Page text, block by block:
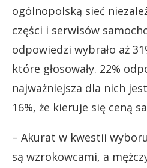
ogólnopolską sieć
części i serwisów
odpowiedzi wybrało aż
które głosowały. 22%
najważniejsza dla nich
16%, że kieruje się ceną
– Akurat w kwestii
są wzrokowcami, a